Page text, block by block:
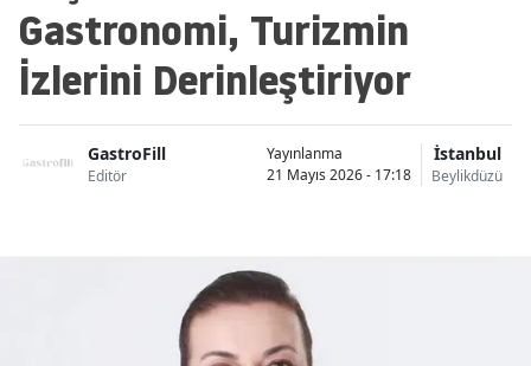
Gastronomi, Turizmin
İzlerini Derinleştiriyor
GastroFill
Editör
Yayınlanma
21 Mayıs 2026 - 17:18
İstanbul
Beylikdüzü